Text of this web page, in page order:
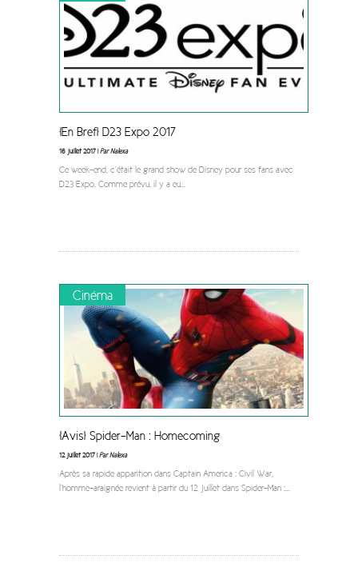
[En Bref] D23 Expo 2017
16 juillet 2017 |Par Nalexa
Ce week-end, c’était le grand show de Disney pour ses fans avec
D23 Expo. Comme prévu, il y a eu...
Cinéma
[Avis] Spider-Man : Homecoming
12 juillet 2017 |Par Nalexa
Après sa rapide apparition dans Captain America : Civil War,
l’homme-araignée revient à partir du 12 juillet dans Spider-Man :...